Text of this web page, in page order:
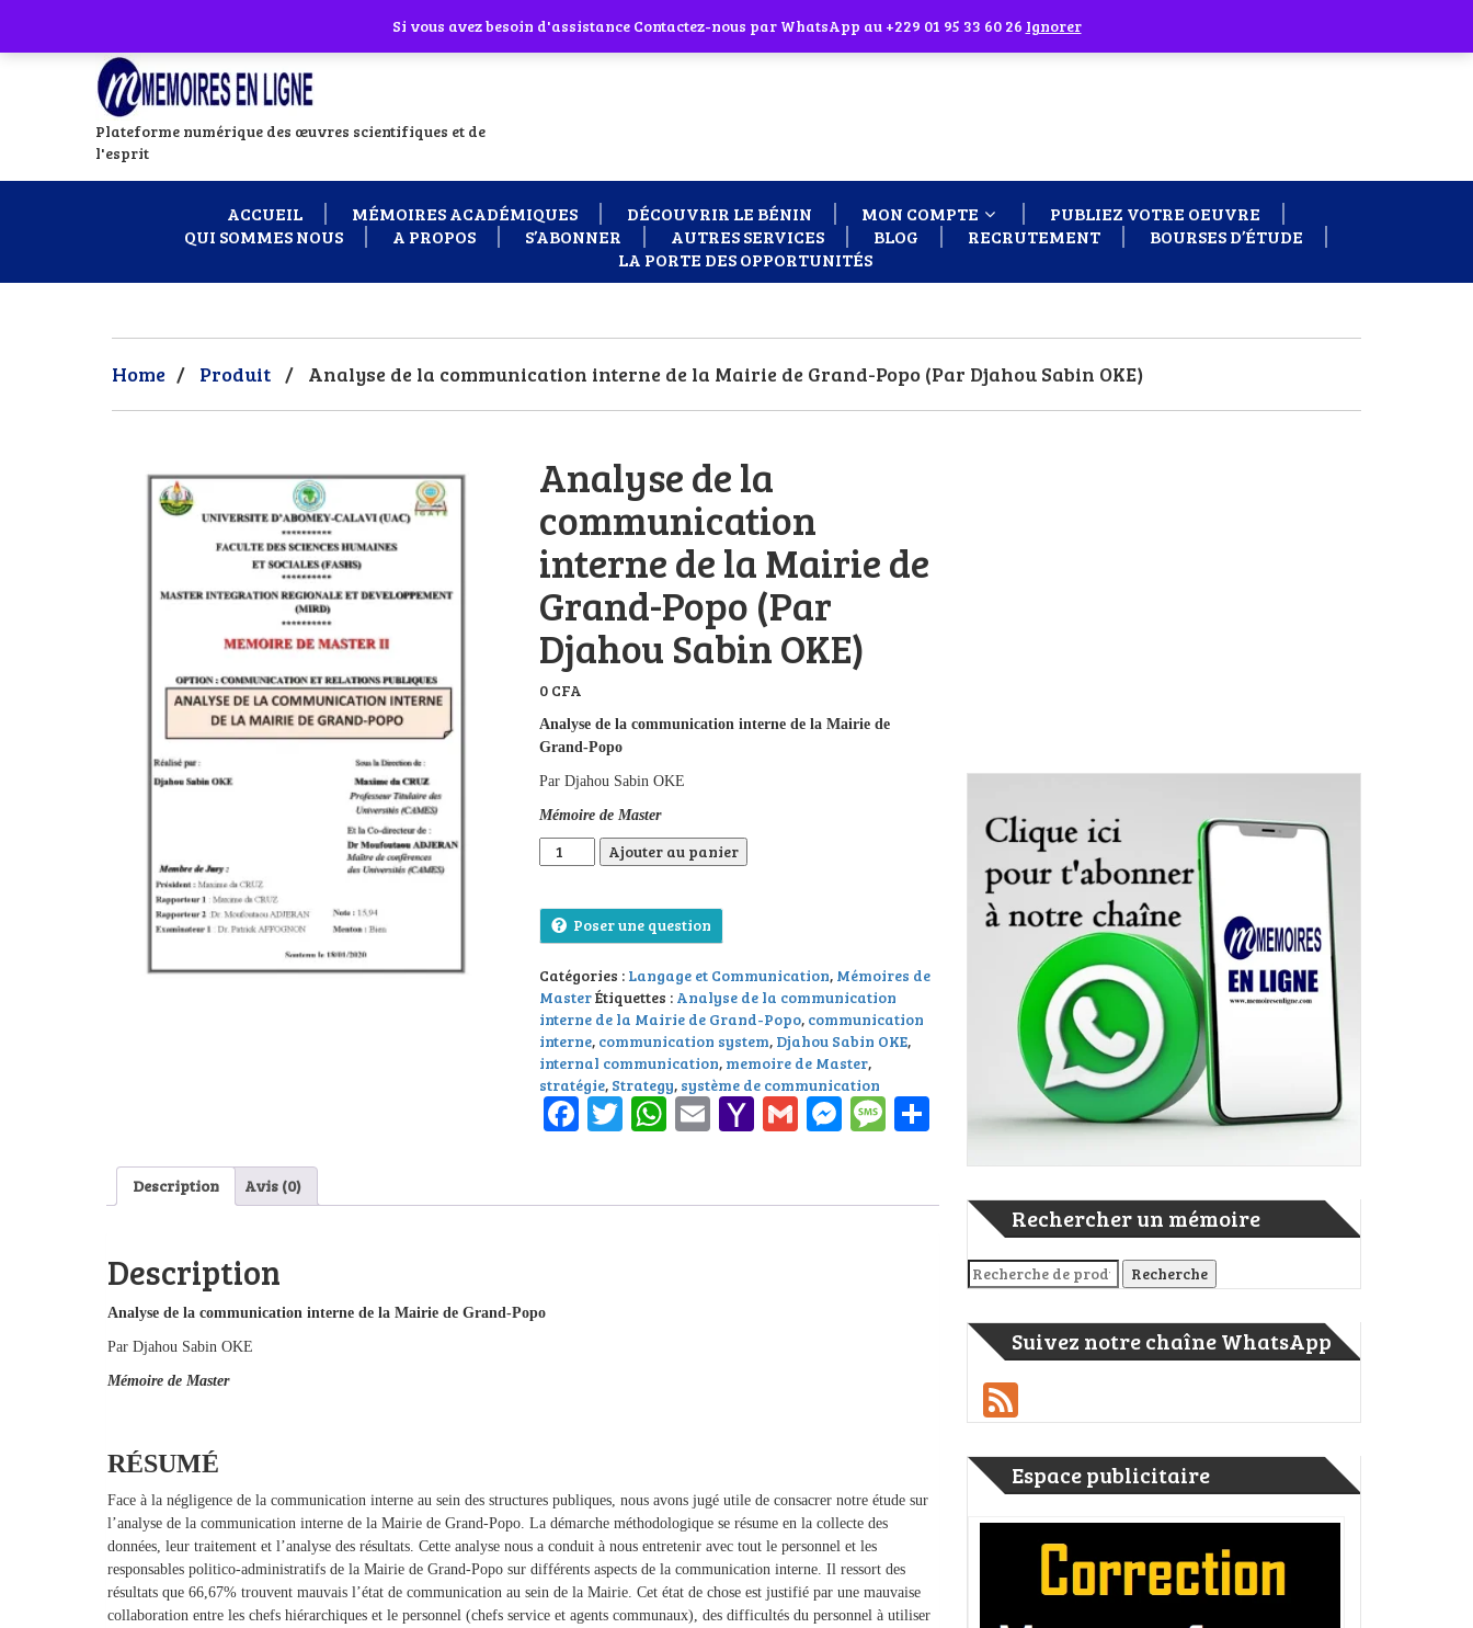
Abonnes toi à notre chaîne WhatsApp en cliquant sur l'icône en face
Plateforme numérique des œuvres scientifiques et de
l'esprit
ACCUEIL MÉMOIRES ACADÉMIQUES DÉCOUVRIR LE BÉNIN MON COMPTE
PUBLIEZ VOTRE OEUVRE
QUI SOMMES NOUS
A PROPOS S’ABONNER AUTRES SERVICES BLOG RECRUTEMENT
BOURSES D’ÉTUDE
LA PORTE DES OPPORTUNITÉS
Home / Produit / Analyse de la communication interne de la Mairie de Grand-Popo (Par Djahou Sabin OKE)
Analyse de la
communication
interne de la Mairie de
Grand-Popo (Par
Djahou Sabin OKE)
0 CFA
Analyse de la communication interne de la Mairie de
Grand-Popo
Par Djahou Sabin OKE
Mémoire de Master
quantité de Analyse de la communication interne de la Mairie de Grand-Popo (Par Djahou Sabin OKE)
Ajouter au panier
Poser une question
Catégories : Langage et Communication, Mémoires de
MasterÉtiquettes : Analyse de la communication
interne de la Mairie de Grand-Popo, communication
interne, communication system, Djahou Sabin OKE,
internal communication, memoire de Master,
stratégie, Strategy, système de communication
Facebook
Twitter
WhatsApp
EmailYahoo
GmailMessenger
Message
Partager
Description Avis (0)
Description
Analyse de la communication interne de la Mairie de Grand-Popo
Par Djahou Sabin OKE
Mémoire de Master
RÉSUMÉ
Face à la négligence de la communication interne au sein des structures publiques, nous avons jugé utile de consacrer notre étude sur
l’analyse de la communication interne de la Mairie de Grand-Popo. La démarche méthodologique se résume en la collecte des
données, leur traitement et l’analyse des résultats. Cette analyse nous a conduit à nous entretenir avec tout le personnel et les
responsables politico-administratifs de la Mairie de Grand-Popo sur différents aspects de la communication interne. Il ressort des
résultats que 66,67% trouvent mauvais l’état de communication au sein de la Mairie. Cet état de chose est justifié par une mauvaise
collaboration entre les chefs hiérarchiques et le personnel (chefs service et agents communaux), des difficultés du personnel à utiliser
Rechercher un mémoire
Recherche pour : Recherche
Suivez notre chaîne WhatsApp
Espace publicitaire
Si vous avez besoin d'assistance Contactez-nous par WhatsApp au +229 01 95 33 60 26 Ignorer